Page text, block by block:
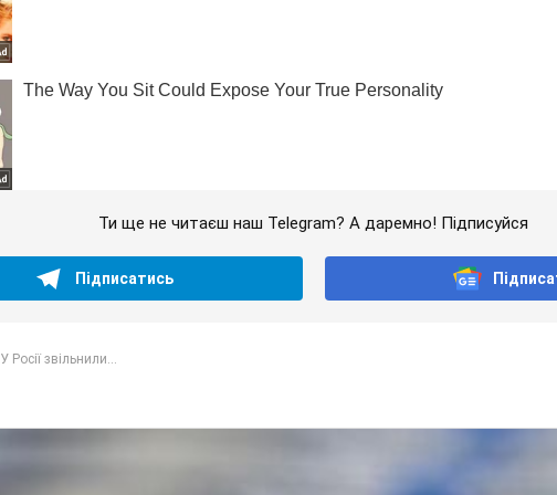
Ти ще не читаєш наш Telegram? А даремно! Підписуйся
Підписатись
У Росії звільнили...